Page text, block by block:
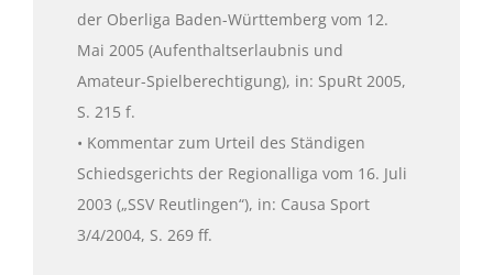
der Oberliga Baden-Württemberg vom 12.
Mai 2005 (Aufenthaltserlaubnis und
Amateur-Spielberechtigung), in: SpuRt 2005,
S. 215 f.
• Kommentar zum Urteil des Ständigen
Schiedsgerichts der Regionalliga vom 16. Juli
2003 („SSV Reutlingen“), in: Causa Sport
3/4/2004, S. 269 ff.